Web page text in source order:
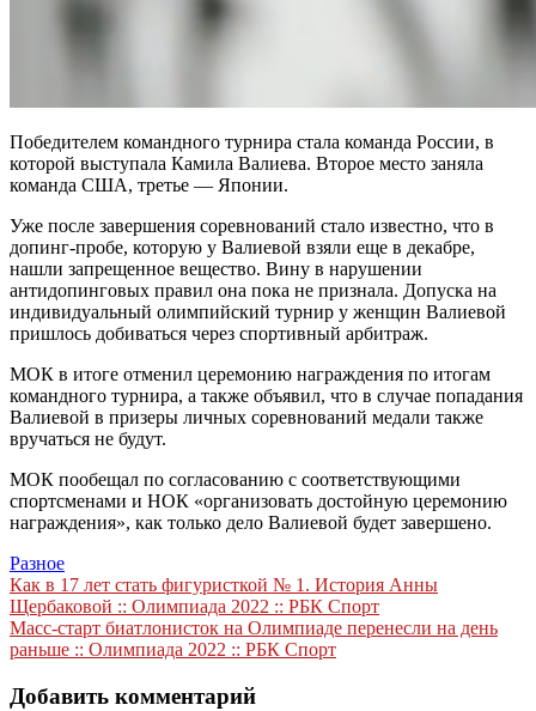
Победителем командного турнира стала команда России, в
которой выступала Камила Валиева. Второе место заняла
команда США, третье — Японии.
Уже после завершения соревнований стало известно, что в
допинг-пробе, которую у Валиевой взяли еще в декабре,
нашли запрещенное вещество. Вину в нарушении
антидопинговых правил она пока не признала. Допуска на
индивидуальный олимпийский турнир у женщин Валиевой
пришлось добиваться через спортивный арбитраж.
МОК в итоге отменил церемонию награждения по итогам
командного турнира, а также объявил, что в случае попадания
Валиевой в призеры личных соревнований медали также
вручаться не будут.
МОК пообещал по согласованию с соответствующими
спортсменами и НОК «организовать достойную церемонию
награждения», как только дело Валиевой будет завершено.
Разное
Навигация
по
записям
Как в 17 лет стать фигуристкой № 1. История Анны
Щербаковой :: Олимпиада 2022 :: РБК Спорт
Масс-старт биатлонисток на Олимпиаде перенесли на день
раньше :: Олимпиада 2022 :: РБК Спорт
Добавить комментарий